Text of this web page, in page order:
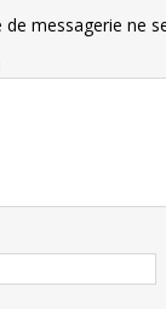
de messagerie ne